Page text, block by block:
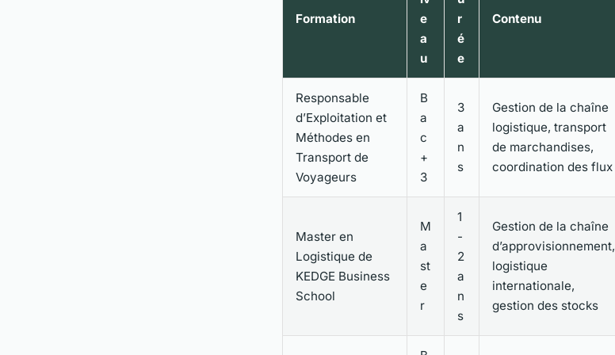
Formation
e
a
u
r
é
e
Contenu
Responsable
d’Exploitation et
Méthodes en
Transport de
Voyageurs
B
a
c
+
3
3
a
n
s
Gestion de la chaîne
logistique, transport
de marchandises,
coordination des flux
Master en
Logistique de
KEDGE Business
School
M
a
st
e
r
1
-
2
a
n
s
Gestion de la chaîne
d’approvisionnement,
logistique
internationale,
gestion des stocks